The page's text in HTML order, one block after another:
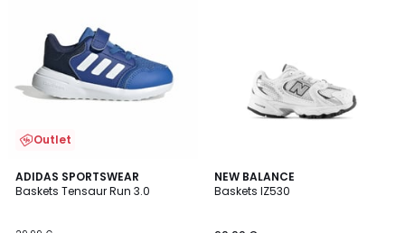
Outlet
ADIDAS SPORTSWEAR
Baskets Tensaur Run 3.0
4,9
/ 5
2
Couleurs
NEW BALANCE
Baskets IZ530
4,6
/ 5